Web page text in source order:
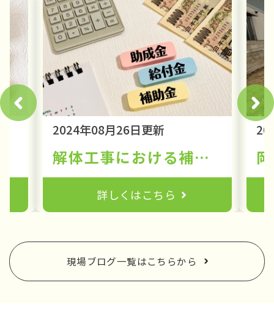
2024年08月26日更新
解体工事における補助金活用について。岡山から全国へ支援制度の現状と展望
詳しくはこちら
現場ブログ一覧はこちらから